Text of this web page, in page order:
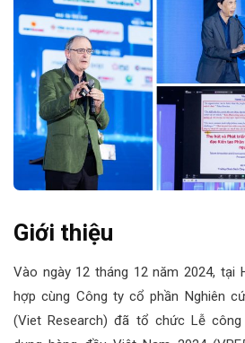
Giới thiệu
Vào ngày 12 tháng 12 năm 2024, tại
hợp cùng Công ty cổ phần Nghiên
(Viet Research) đã tổ chức Lễ